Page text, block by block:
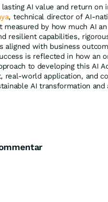
lasting AI value and return
, technical director of AI-
measured by how much AI
resilient capabilities,
aligned with business
is reflected in how an
to developing this AI
real-world application, and
AI transformation